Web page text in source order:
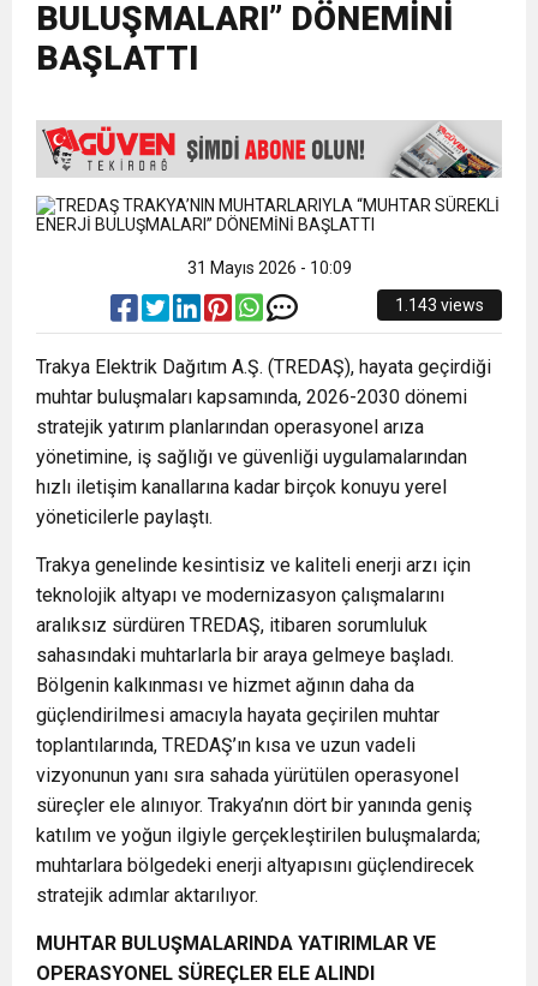
BAYRAMI DEĞİL, MÜCADELE GÜNÜDÜR”
15:35 ÇERKEZKÖY’ÜN CAN DAMARINDA “CANDAN”
YENİ BAŞKAN ATANDI
17:43 6. GELENEKSEL KEŞKEK ŞENLİĞİNDE
BULUŞMALARI” DÖNEMİNİ
BAŞLATTI
31 Mayıs 2026 - 10:09
1.143 views
Trakya Elektrik Dağıtım A.Ş. (TREDAŞ), hayata geçirdiği
muhtar buluşmaları kapsamında, 2026-2030 dönemi
stratejik yatırım planlarından operasyonel arıza
yönetimine, iş sağlığı ve güvenliği uygulamalarından
hızlı iletişim kanallarına kadar birçok konuyu yerel
yöneticilerle paylaştı.
Trakya genelinde kesintisiz ve kaliteli enerji arzı için
teknolojik altyapı ve modernizasyon çalışmalarını
aralıksız sürdüren TREDAŞ, itibaren sorumluluk
sahasındaki muhtarlarla bir araya gelmeye başladı.
Bölgenin kalkınması ve hizmet ağının daha da
güçlendirilmesi amacıyla hayata geçirilen muhtar
toplantılarında, TREDAŞ’ın kısa ve uzun vadeli
vizyonunun yanı sıra sahada yürütülen operasyonel
süreçler ele alınıyor. Trakya’nın dört bir yanında geniş
katılım ve yoğun ilgiyle gerçekleştirilen buluşmalarda;
muhtarlara bölgedeki enerji altyapısını güçlendirecek
stratejik adımlar aktarılıyor.
MUHTAR BULUŞMALARINDA YATIRIMLAR VE
OPERASYONEL SÜREÇLER ELE ALINDI